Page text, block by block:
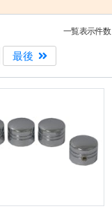
一覧表示件数
最後